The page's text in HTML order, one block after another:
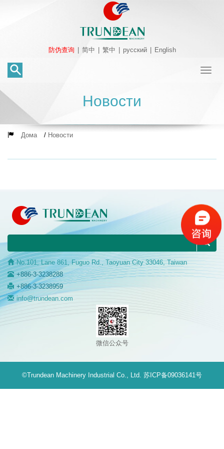
防伪查询 简中 繁中 русский English
Toggle
Новости
Дома / Новости
No.101, Lane 861, Fuguo Rd., Taoyuan City 33046, Taiwan
+886-3-3238288
+886-3-3238959
info@trundean.com
微信公众号
©Trundean Machinery Industrial Co., Ltd. 苏ICP备09036141号